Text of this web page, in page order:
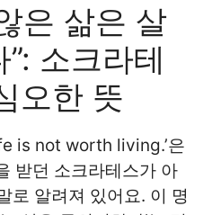
은 삶은 살
소크라테
오한 뜻
is not worth living.’은
받던 소크라테스가 아
로 알려져 있어요. 이 명